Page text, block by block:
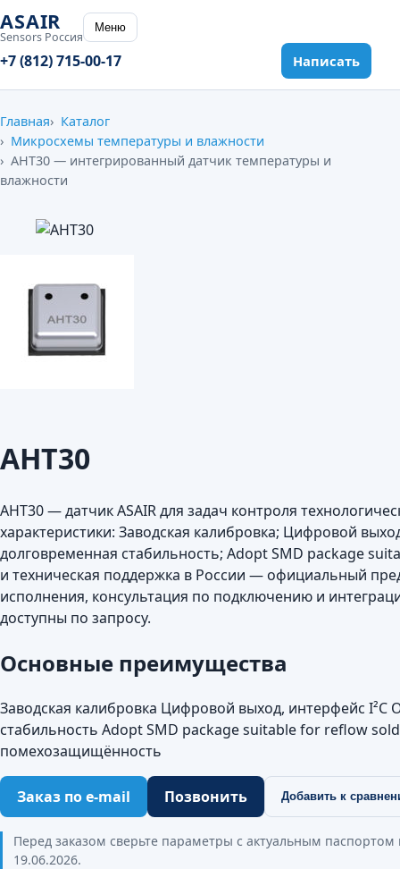
ASAIR
Sensors Россия
Меню
+7 (812) 715-00-17 Написать
Главная
Каталог
Микросхемы температуры и влажности
AHT30 — интегрированный датчик температуры и
влажности
AHT30
AHT30 — датчик ASAIR для задач контроля
характеристики: Заводская калибровка; Цифровой
долговременная стабильность; Adopt SMD package
и техническая поддержка в России — официальный
исполнения, консультация по подключению и
доступны по запросу.
Основные преимущества
Заводская калибровка Цифровой выход, интерфейс I²C
стабильность Adopt SMD package suitable for reflow
помехозащищённость
Заказ по e-mail Позвонить Добавить к
Перед заказом сверьте параметры с актуальным
19.06.2026.